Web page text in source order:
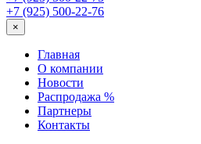
+7 (925) 500-22-76
×
Главная
О компании
Новости
Распродажа %
Партнеры
Контакты